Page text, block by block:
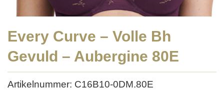
Every Curve – Volle Bh
Gevuld – Aubergine 80E
Artikelnummer: C16B10-0DM.80E